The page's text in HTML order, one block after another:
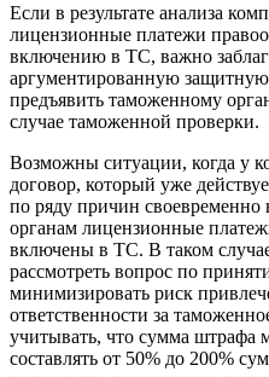
Если в результате анализа
лицензионные платежи
включению в ТС, важно
аргументированную
предъявить таможенному
случае таможенной проверки.
Возможны ситуации, когда у
договор, который уже
по ряду причин
органам лицензионные
включены в ТС. В таком
рассмотреть вопрос по
минимизировать риск
ответственности за
учитывать, что сумма штрафа
составлять от 50% до 200%